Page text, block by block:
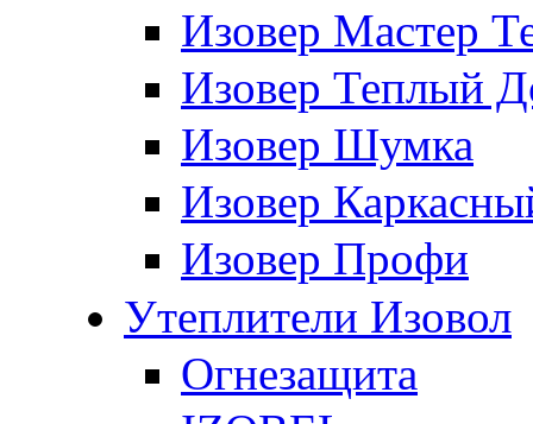
Изовер Мастер
Изовер Теплый
Изовер Шумка
Изовер
Изовер Профи
Утеплители Изовол
Огнезащита